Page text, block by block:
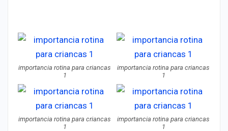
importancia rotina para criancas
1
importancia rotina para criancas
1
importancia rotina para criancas
1
importancia rotina para criancas
1